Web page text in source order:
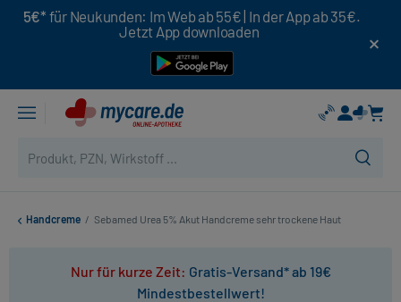
5€* für Neukunden: Im Web ab 55€ | In der App ab 35€.
Jetzt App downloaden
Handcreme / Sebamed Urea 5% Akut Handcreme sehr trockene Haut
Nur für kurze Zeit: Gratis-Versand* ab 19€
Mindestbestellwert!